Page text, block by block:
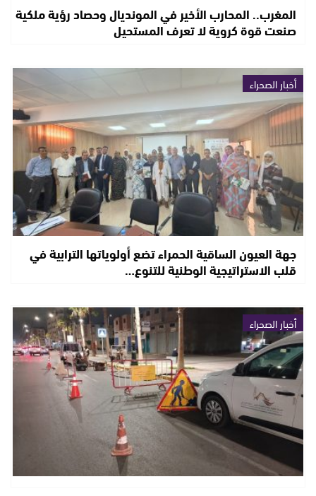
المغرب.. المحارب الأخير في المونديال وحصاد رؤية ملكية
صنعت قوة كروية لا تعرف المستحيل
أخبار الصحراء
جهة العيون الساقية الحمراء تضع أولوياتها الترابية في
قلب الاستراتيجية الوطنية للتنوع…
أخبار الصحراء